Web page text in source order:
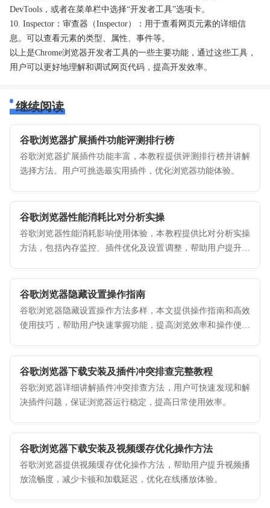
DevTools，或者在菜单栏中选择“开发者工具”选项卡。
10. Inspector：审查器（Inspector）：用于查看网页元素的详细信
息。可以查看元素的类型、属性、事件等。
以上是Chrome浏览器开发者工具的一些主要功能，通过这些工具，
用户可以更好地理解和调试网页代码，提高开发效率。
继续阅读
谷歌浏览器扩展插件功能评测排行榜
谷歌浏览器扩展插件功能丰富，本教程提供评测排行榜并讲解
选择方法。用户可挑选最实用插件，优化浏览器功能体验。
谷歌浏览器性能消耗比对分析实操
谷歌浏览器性能消耗影响使用体验，本教程提供比对分析实操
方法，包括内存监控、插件优化及设置调整，帮助用户提升浏
谷歌浏览器隐藏设置操作指南
谷歌浏览器隐藏设置操作方法多样，本文提供操作指南和高效
使用技巧，帮助用户快速掌握功能，提高浏览效率和操作便捷
谷歌浏览器下载安装及插件冲突排查完整教程
谷歌浏览器详细讲解插件冲突排查方法，用户可快速发现和解
决插件问题，保证浏览器运行稳定，提高日常使用效率。
谷歌浏览器下载安装及视频缓存优化操作方法
谷歌浏览器提供视频缓存优化操作方法，帮助用户提升视频播
放流畅度，减少卡顿和加载延迟，优化在线播放体验。